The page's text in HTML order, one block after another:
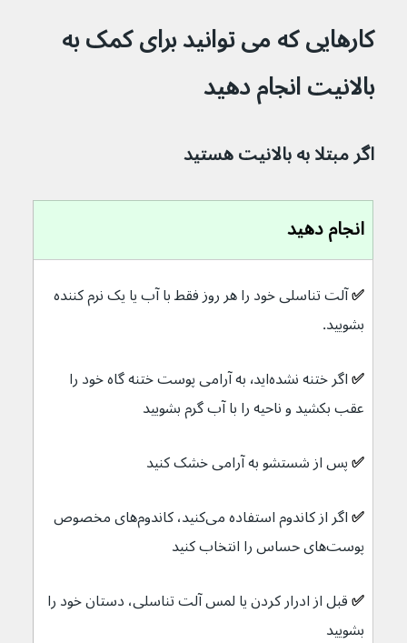
کارهایی که می توانید برای کمک به
بالانیت انجام دهید
اگر مبتلا به بالانیت هستید
انجام دهید
✅ آلت تناسلی خود را هر روز فقط با آب یا یک نرم کننده
بشویید.
✅ اگر ختنه نشده‌اید٬
به آرامی پوست ختنه گاه خود را
عقب بکشید و ناحیه را با آب گرم بشویید
✅ پس از شستشو به آرامی خشک کنید
✅
اگر از کاندوم استفاده می‌کنید، کاندوم‌های مخصوص
پوست‌های حساس را انتخاب کنید
✅ قبل از ادرار کردن یا لمس آلت تناسلی، دستان خود را
بشویید